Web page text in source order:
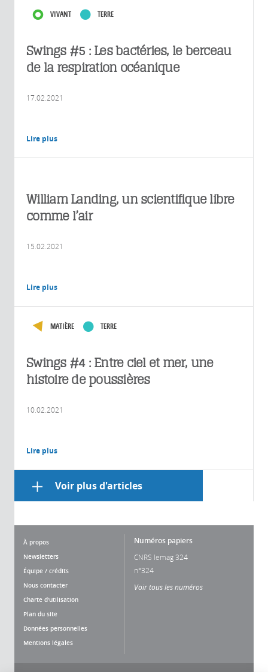
VIVANT TERRE
Swings #5 : Les bactéries, le berceau
de la respiration océanique
17.02.2021
Lire plus
William Landing, un scientifique libre
comme l’air
15.02.2021
Lire plus
MATIÈRE TERRE
Swings #4 : Entre ciel et mer, une
histoire de poussières
10.02.2021
Lire plus
Voir plus d'articles
À propos
Newsletters
Équipe / crédits
Nous contacter
Charte d'utilisation
Plan du site
Données personnelles
Mentions légales
Numéros papiers
CNRS lemag 324
n°324
Voir tous les numéros